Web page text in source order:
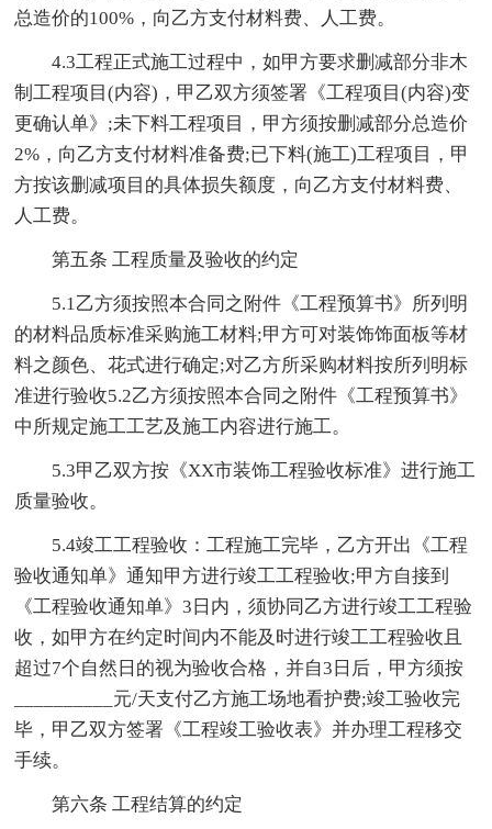
总造价的100%，向乙方支付材料费、人工费。
4.3工程正式施工过程中，如甲方要求删减部分非木
制工程项目(内容)，甲乙双方须签署《工程项目(内容)变
更确认单》;未下料工程项目，甲方须按删减部分总造价
2%，向乙方支付材料准备费;已下料(施工)工程项目，甲
方按该删减项目的具体损失额度，向乙方支付材料费、
人工费。
第五条 工程质量及验收的约定
5.1乙方须按照本合同之附件《工程预算书》所列明
的材料品质标准采购施工材料;甲方可对装饰饰面板等材
料之颜色、花式进行确定;对乙方所采购材料按所列明标
准进行验收5.2乙方须按照本合同之附件《工程预算书》
中所规定施工工艺及施工内容进行施工。
5.3甲乙双方按《XX市装饰工程验收标准》进行施工
质量验收。
5.4竣工工程验收：工程施工完毕，乙方开出《工程
验收通知单》通知甲方进行竣工工程验收;甲方自接到
《工程验收通知单》3日内，须协同乙方进行竣工工程验
收，如甲方在约定时间内不能及时进行竣工工程验收且
超过7个自然日的视为验收合格，并自3日后，甲方须按
__________元/天支付乙方施工场地看护费;竣工验收完
毕，甲乙双方签署《工程竣工验收表》并办理工程移交
手续。
第六条 工程结算的约定